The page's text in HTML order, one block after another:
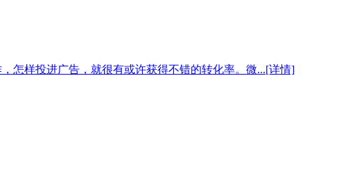
怎样投进广告，就很有或许获得不错的转化率。微...[详情]